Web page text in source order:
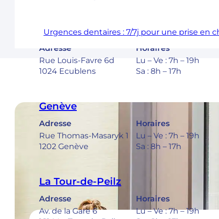
Ecublens – EPFL
Adresse
Rue Louis-Favre 6d
1024 Ecublens
Horaires
Lu – Ve : 7h – 19h
Sa : 8h – 17h
Genève
Adresse
Rue Thomas-Masaryk 1
1202 Genève
Horaires
Lu – Ve : 7h – 19h
Sa : 8h – 17h
La Tour-de-Peilz
Adresse
Av. de la Gare 6
Horaires
Lu – Ve : 7h – 19h
Urgences dentaires : 7/7j pour une prise en